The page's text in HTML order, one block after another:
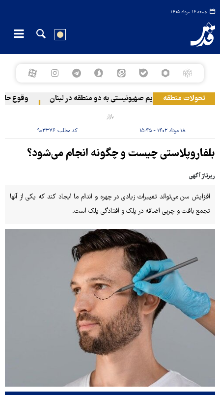
جمعه ۱۶ مرداد ۱۴۰۵
تحولات منطقه
حمله رژیم صهیونیستی به دو منطقه در لبنان وقوع حادثه
بازار
۱۸ مرداد ۱۴۰۲ - ۱۵:۴۵ کد مطلب: ۹۰۳۳۷۶
بلفاروپلاستی چیست و چگونه انجام می‌شود؟
رپرتاژ آگهی
افزایش سن می‌تواند تغییرات زیادی در چهره و اندام ما ایجاد کند که یکی از آنها
تجمع بافت و چربی اضافه در پلک و افتادگی پلک است.